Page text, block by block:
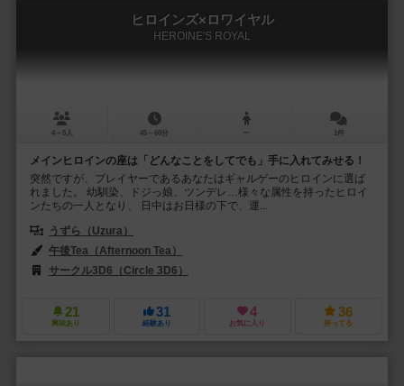
ヒロインズ×ロワイヤル
HEROINE'S ROYAL
4～5人 45～60分 ー 1件
メインヒロインの座は「どんなことをしてでも」手に入れてみせる！
突然ですが、プレイヤーであるあなたはギャルゲーのヒロインに選ば
れました。 幼馴染、ドジっ娘、ツンデレ…様々な属性を持ったヒロイ
ンたちの一人となり、 日中はお日様の下で、運...
うずら（Uzura）
午後Tea（Afternoon Tea）
サークル3D6（Circle 3D6）
21
興味あり
31
経験あり
4
お気に入り
36
持ってる